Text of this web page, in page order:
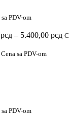
sa PDV-om
рсд – 5.400,00 рсд
Cena sa PDV-om
sa PDV-om